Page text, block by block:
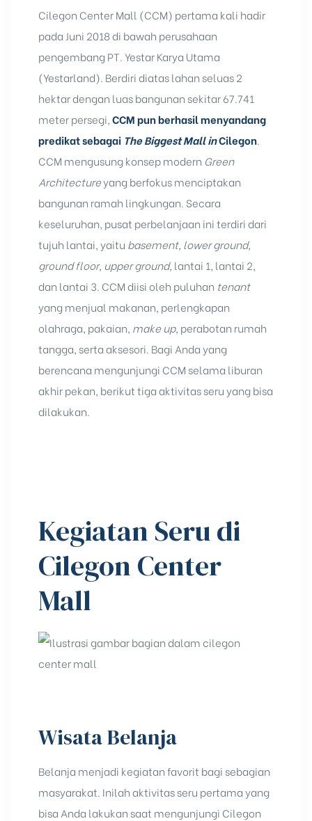
Cilegon Center Mall (CCM) pertama kali hadir
pada Juni 2018 di bawah perusahaan
pengembang PT. Yestar Karya Utama
(Yestarland). Berdiri diatas lahan seluas 2
hektar dengan luas bangunan sekitar 67.741
meter persegi,CCM pun berhasil menyandang
predikat sebagai The Biggest Mall inCilegon.
CCM mengusung konsep modern Green
Architectureyang berfokus menciptakan
bangunan ramah lingkungan. Secara
keseluruhan, pusat perbelanjaan ini terdiri dari
tujuh lantai, yaitu basement, lower ground,
ground floor, upper ground, lantai 1, lantai 2,
dan lantai 3. CCM diisi oleh puluhan tenant
yang menjual makanan, perlengkapan
olahraga, pakaian, make up, perabotan rumah
tangga, serta aksesori. Bagi Anda yang
berencana mengunjungi CCM selama liburan
akhir pekan, berikut tiga aktivitas seru yang bisa
dilakukan.
Kegiatan Seru di
Cilegon Center
Mall
Wisata Belanja
Belanja menjadi kegiatan favorit bagi sebagian
masyarakat. Inilah aktivitas seru pertama yang
bisa Anda lakukan saat mengunjungi Cilegon